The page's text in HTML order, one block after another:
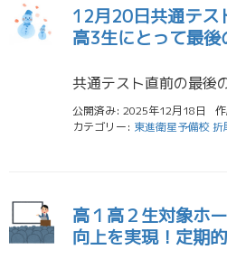
12月20日共通テス
高3生にとって最後
公開済み: 2025年12月18日
カテゴリー: 東進衛星予備校
高１高２生対象ホ
向上を実現！定期